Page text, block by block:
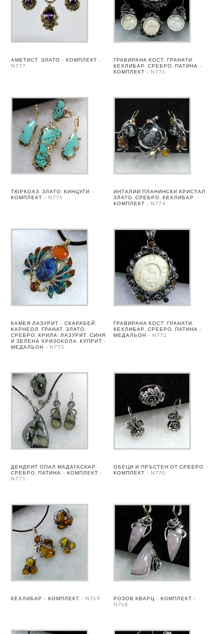
АМЕТИСТ, ЗЛАТО – КОМПЛЕКТ –
N777
ГРАВИРАНА КОСТ, ГРАНАТИ,
КЕХЛИБАР, СРЕБРО, ПАТИНА –
КОМПЛЕКТ – N776
ТЮРКОАЗ, ЗЛАТО, КИНЦУГИ –
КОМПЛЕКТ – N775
ИНТАЛИИ ПЛАНИНСКИ КРИСТАЛ,
ЗЛАТО, СРЕБРО, КЕХЛИБАР –
КОМПЛЕКТ – N774
КАМЕЯ ЛАЗУРИТ – СКАРАБЕЙ,
КАРНЕОЛ, ГРАНАТ, ЗЛАТО,
СРЕБРО. КРИЛА: ЛАЗУРИТ, СИНЯ
И ЗЕЛЕНА ХРИЗОКОЛА, КУПРИТ –
МЕДАЛЬОН – N773
ГРАВИРАНА КОСТ, ГРАНАТИ,
КЕХЛИБАР, СРЕБРО, ПАТИНА –
МЕДАЛЬОН – N772
ДЕНДРИТ ОПАЛ МАДАГАСКАР,
СРЕБРО, ПАТИНА – КОМПЛЕКТ –
N771
ОБЕЦИ И ПРЪСТЕН ОТ СРЕБРО –
КОМПЛЕКТ – N770
КЕХЛИБАР – КОМПЛЕКТ – N769
РОЗОВ КВАРЦ – КОМПЛЕКТ –
N768